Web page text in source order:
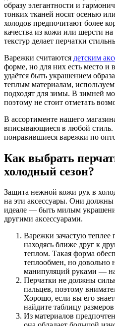
образу элегантности и
тонких тканей носят осенью
холодов предпочитают более
качества из кожи или шерсти
текстур делает перчатки
Варежки считаются детским
форме, но для них есть место и
удаётся быть украшением
теплым материалам,
подходят для зимы. В зимней
поэтому не стоит отметать
В ассортименте нашего
вписывающиеся в любой стиль.
понравившиеся варежки по
Как выбрать
холодный сезон?
Защита нежной кожи рук в
на эти аксессуары. Они должны
идеале — быть милым
другими аксессуарами.
Варежки зачастую теплее
находясь ближе друг к
теплом. Такая форма
теплообмен, но довольно
манипуляций руками —
Перчатки не должны
пальцев, поэтому
Хорошо, если вы его
найдите таблицу
Из материалов